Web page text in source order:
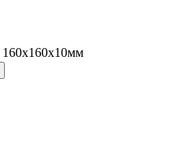
160х160х10мм